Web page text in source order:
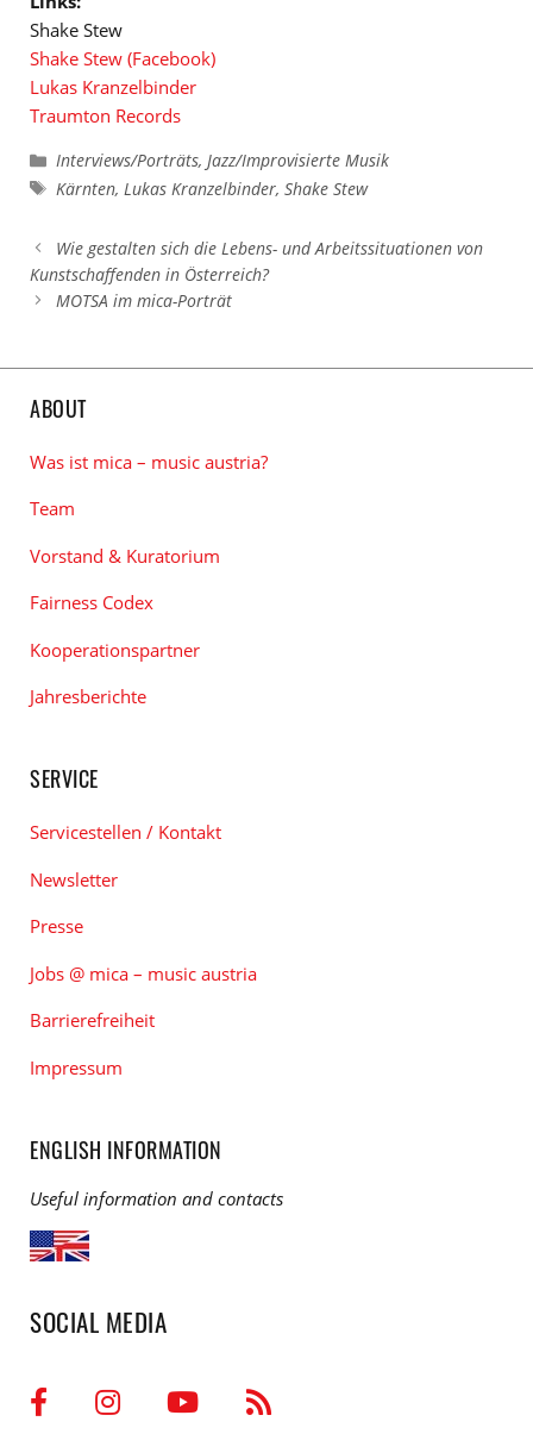
Shake Stew
Shake Stew (Facebook)
Lukas Kranzelbinder
Traumton Records
Kategorien
Interviews/Porträts, Jazz/Improvisierte Musik
Schlagwörter
Kärnten, Lukas Kranzelbinder,Shake Stew
Wie gestalten sich die Lebens- und Arbeitssituationen von
Kunstschaffenden in Österreich?
MOTSA im mica-Porträt
ABOUT
Was ist mica – music austria?
Team
Vorstand & Kuratorium
Fairness Codex
Kooperationspartner
Jahresberichte
SERVICE
Servicestellen / Kontakt
Newsletter
Presse
Jobs @ mica – music austria
Barrierefreiheit
Impressum
ENGLISH INFORMATION
Useful information and contacts
SOCIAL MEDIA